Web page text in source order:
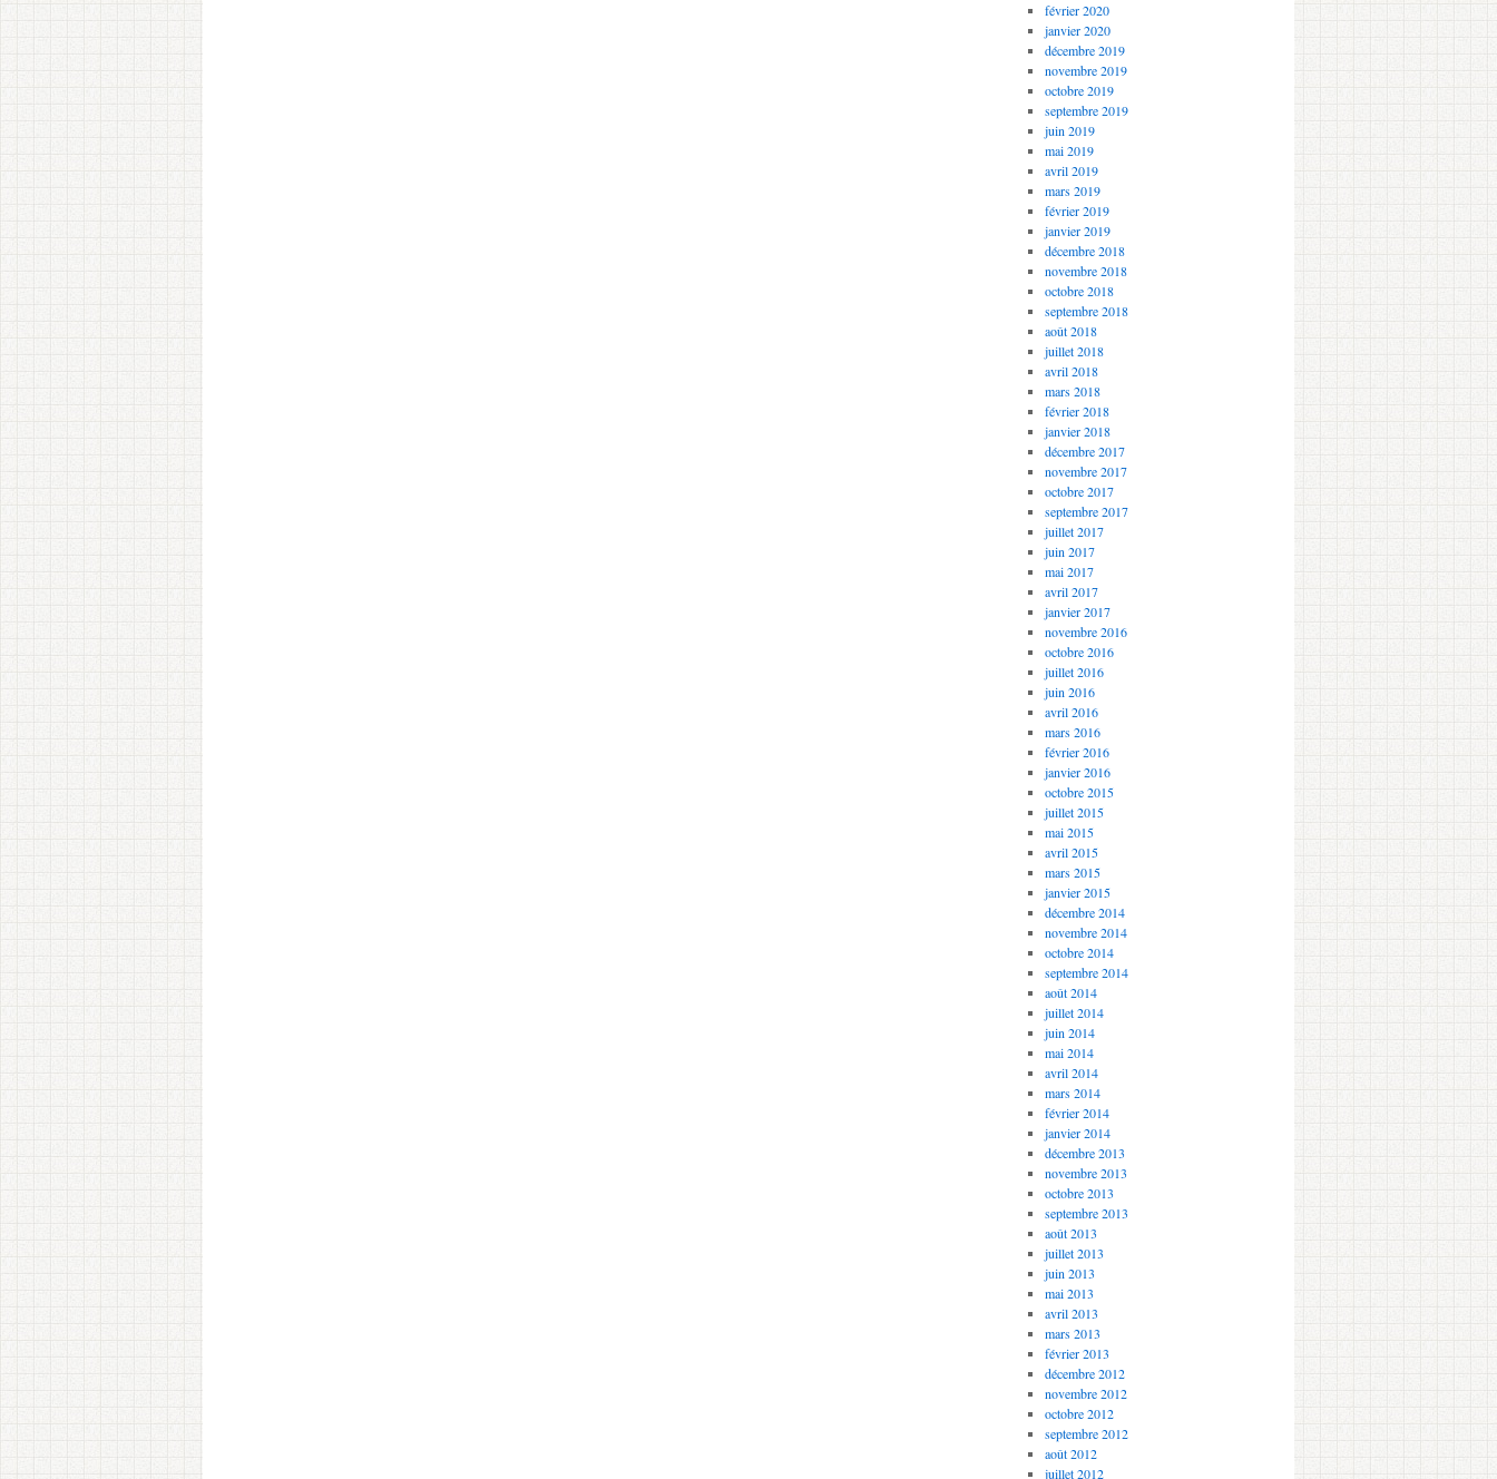
février 2020
janvier 2020
décembre 2019
novembre 2019
octobre 2019
septembre 2019
juin 2019
mai 2019
avril 2019
mars 2019
février 2019
janvier 2019
décembre 2018
novembre 2018
octobre 2018
septembre 2018
août 2018
juillet 2018
avril 2018
mars 2018
février 2018
janvier 2018
décembre 2017
novembre 2017
octobre 2017
septembre 2017
juillet 2017
juin 2017
mai 2017
avril 2017
janvier 2017
novembre 2016
octobre 2016
juillet 2016
juin 2016
avril 2016
mars 2016
février 2016
janvier 2016
octobre 2015
juillet 2015
mai 2015
avril 2015
mars 2015
janvier 2015
décembre 2014
novembre 2014
octobre 2014
septembre 2014
août 2014
juillet 2014
juin 2014
mai 2014
avril 2014
mars 2014
février 2014
janvier 2014
décembre 2013
novembre 2013
octobre 2013
septembre 2013
août 2013
juillet 2013
juin 2013
mai 2013
avril 2013
mars 2013
février 2013
décembre 2012
novembre 2012
octobre 2012
septembre 2012
août 2012
juillet 2012